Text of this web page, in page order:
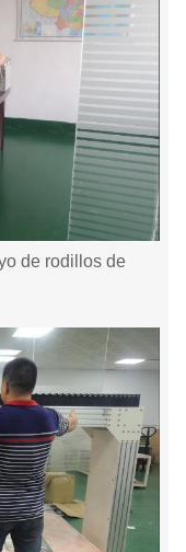
de rodillos de